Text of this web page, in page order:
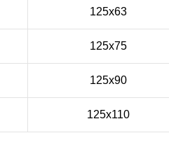
125x63
125x75
125x90
125x110